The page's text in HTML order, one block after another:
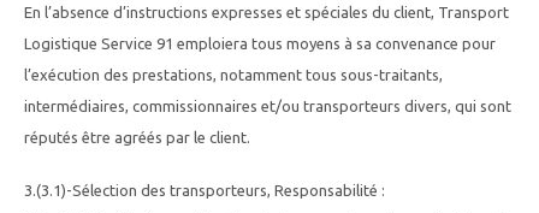
En l’absence d’instructions expresses et spéciales du client, Transport
Logistique Service 91 emploiera tous moyens à sa convenance pour
l’exécution des prestations, notamment tous sous-traitants,
intermédiaires, commissionnaires et/ou transporteurs divers, qui sont
réputés être agréés par le client.
3.(3.1)-Sélection des transporteurs, Responsabilité :